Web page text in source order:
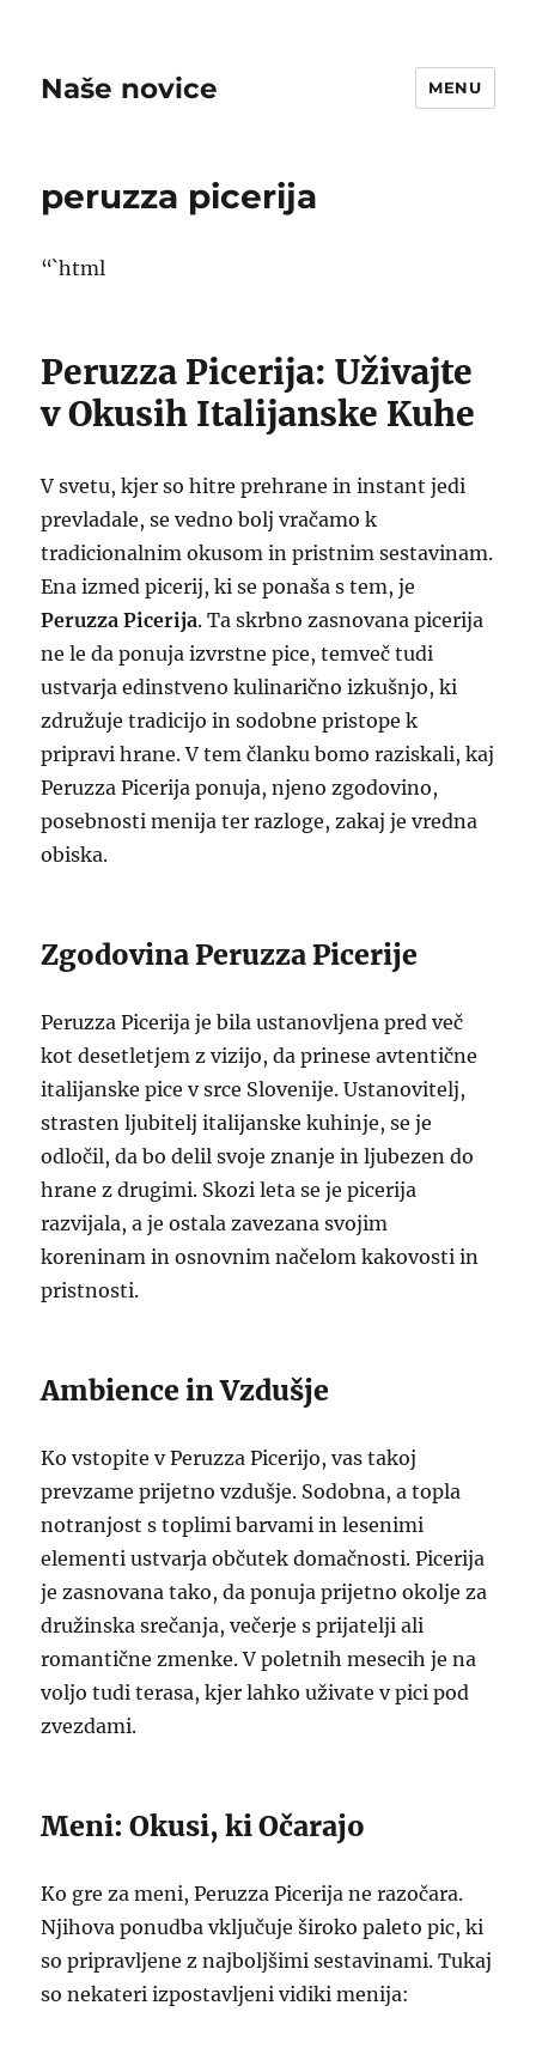
Naše novice MENU
peruzza picerija
“`html
Peruzza Picerija: Uživajte
v Okusih Italijanske Kuhe
V svetu, kjer so hitre prehrane in instant jedi
prevladale, se vedno bolj vračamo k
tradicionalnim okusom in pristnim sestavinam.
Ena izmed picerij, ki se ponaša s tem, je
Peruzza Picerija. Ta skrbno zasnovana picerija
ne le da ponuja izvrstne pice, temveč tudi
ustvarja edinstveno kulinarično izkušnjo, ki
združuje tradicijo in sodobne pristope k
pripravi hrane. V tem članku bomo raziskali, kaj
Peruzza Picerija ponuja, njeno zgodovino,
posebnosti menija ter razloge, zakaj je vredna
obiska.
Zgodovina Peruzza Picerije
Peruzza Picerija je bila ustanovljena pred več
kot desetletjem z vizijo, da prinese avtentične
italijanske pice v srce Slovenije. Ustanovitelj,
strasten ljubitelj italijanske kuhinje, se je
odločil, da bo delil svoje znanje in ljubezen do
hrane z drugimi. Skozi leta se je picerija
razvijala, a je ostala zavezana svojim
koreninam in osnovnim načelom kakovosti in
pristnosti.
Ambience in Vzdušje
Ko vstopite v Peruzza Picerijo, vas takoj
prevzame prijetno vzdušje. Sodobna, a topla
notranjost s toplimi barvami in lesenimi
elementi ustvarja občutek domačnosti. Picerija
je zasnovana tako, da ponuja prijetno okolje za
družinska srečanja, večerje s prijatelji ali
romantične zmenke. V poletnih mesecih je na
voljo tudi terasa, kjer lahko uživate v pici pod
zvezdami.
Meni: Okusi, ki Očarajo
Ko gre za meni, Peruzza Picerija ne razočara.
Njihova ponudba vključuje široko paleto pic, ki
so pripravljene z najboljšimi sestavinami. Tukaj
so nekateri izpostavljeni vidiki menija: